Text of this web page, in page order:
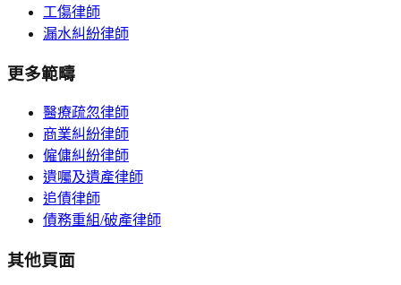
工傷律師
漏水糾紛律師
更多範疇
醫療疏忽律師
商業糾紛律師
僱傭糾紛律師
遺囑及遺產律師
追債律師
債務重組/破產律師
其他頁面